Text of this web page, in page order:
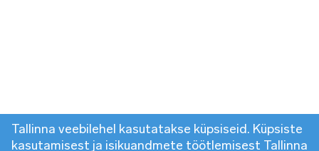
Tallinna veebilehel kasutatakse küpsiseid. Küpsiste
kasutamisest ja isikuandmete töötlemisest Tallinna